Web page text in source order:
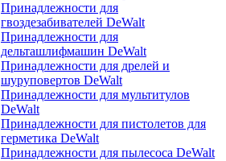
Принадлежности для
гвоздезабивателей DeWalt
Принадлежности для
дельташлифмашин DeWalt
Принадлежности для дрелей и
шуруповертов DeWalt
Принадлежности для мультитулов
DeWalt
Принадлежности для пистолетов для
герметика DeWalt
Принадлежности для пылесоса DeWalt